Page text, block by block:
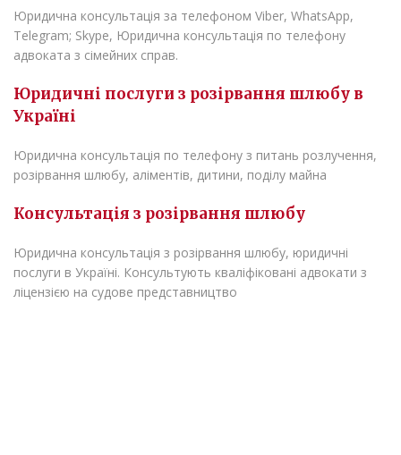
Юридична консультація за телефоном Viber, WhatsApp,
Telegram; Skype, Юридична консультація по телефону
адвоката з сімейних справ.
Юридичні послуги з розірвання шлюбу в
Україні
Юридична консультація по телефону з питань розлучення,
розірвання шлюбу, аліментів, дитини, поділу майна
Консультація з розірвання шлюбу
Юридична консультація з розірвання шлюбу, юридичні
послуги в Україні. Консультують кваліфіковані адвокати з
ліцензією на судове представництво